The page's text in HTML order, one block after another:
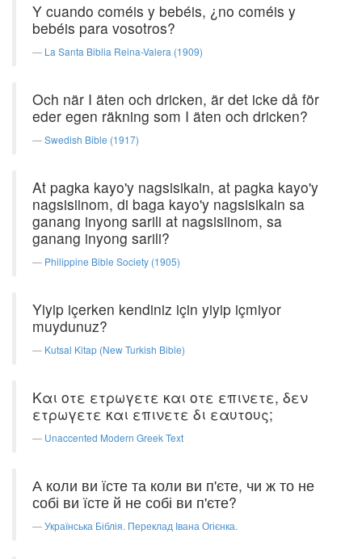
Y cuando coméis y bebéis, ¿no coméis y
bebéis para vosotros?
La Santa Biblia Reina-Valera (1909)
Och när I äten och dricken, är det icke då för
eder egen räkning som I äten och dricken?
Swedish Bible (1917)
At pagka kayo'y nagsisikain, at pagka kayo'y
nagsisiinom, di baga kayo'y nagsisikain sa
ganang inyong sarili at nagsisiinom, sa
ganang inyong sarili?
Philippine Bible Society (1905)
Yiyip içerken kendiniz için yiyip içmiyor
muydunuz?
Kutsal Kitap (New Turkish Bible)
Και οτε ετρωγετε και οτε επινετε, δεν
ετρωγετε και επινετε δι εαυτους;
Unaccented Modern Greek Text
А коли ви їсте та коли ви п'єте, чи ж то не
собі ви їсте й не собі ви п'єте?
Українська Біблія. Переклад Івана Огієнка.